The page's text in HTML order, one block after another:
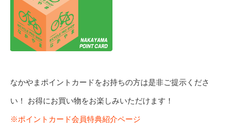
なかやまポイントカードをお持ちの方は是非ご提示くださ
い！ お得にお買い物をお楽しみいただけます！
※ポイントカード会員特典紹介ページ